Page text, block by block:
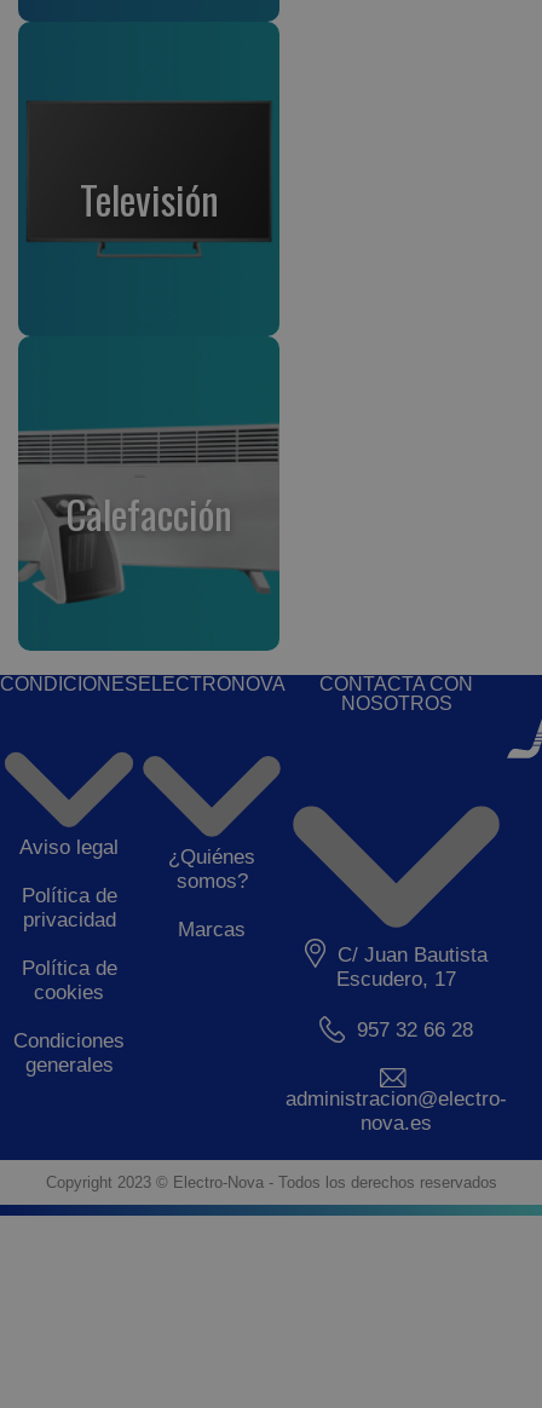
Televisión
Calefacción
CONDICIONES
Aviso legal
Política de
privacidad
Política de
cookies
Condiciones
generales
ELECTRONOVA
¿Quiénes
somos?
Marcas
CONTACTA CON
NOSOTROS
C/ Juan Bautista
Escudero, 17
957 32 66 28
administracion@electro-
nova.es
Copyright 2023 © Electro-Nova - Todos los derechos reservados